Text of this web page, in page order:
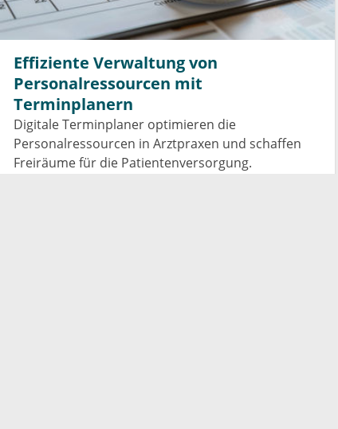
Effiziente Verwaltung von
Personalressourcen mit
Terminplanern
Digitale Terminplaner optimieren die
Personalressourcen in Arztpraxen und schaffen
Freiräume für die Patientenversorgung.